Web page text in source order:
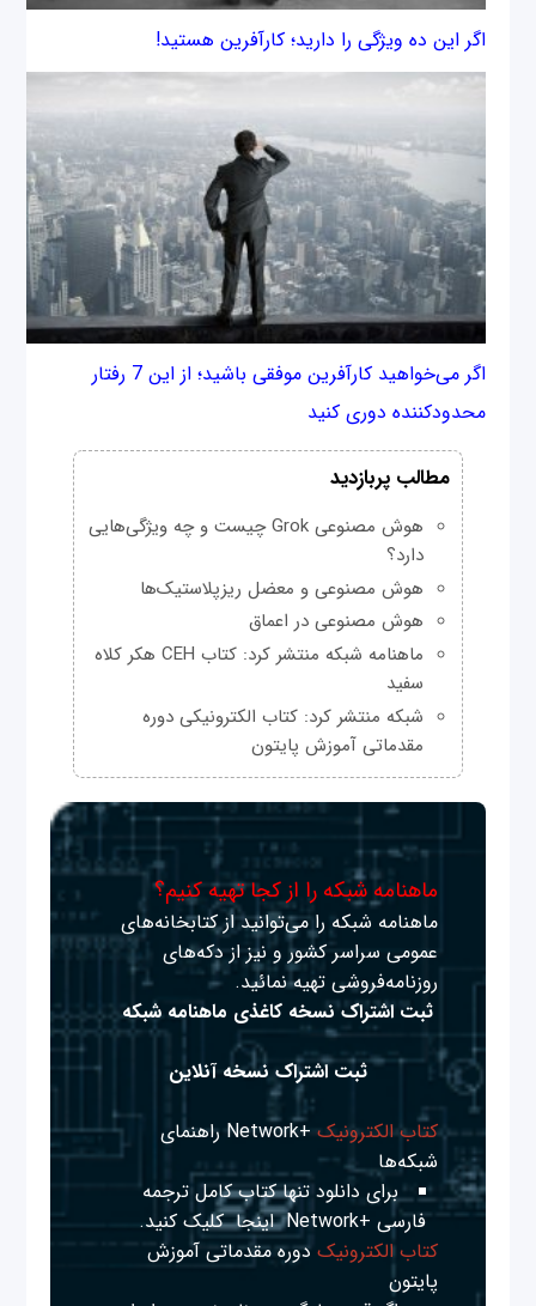
اگر این ده ویژگی را دارید؛ کارآفرین هستید!
اگر می‌خواهید کارآفرین موفقی باشید؛ از این 7 رفتار
محدودکننده دوری کنید
مطالب پربازدید
هوش مصنوعی Grok چیست و چه ویژگی‌هایی
دارد؟
هوش مصنوعی و معضل ریزپلاستیک‌ها
هوش مصنوعی در اعماق
ماهنامه شبکه منتشر کرد: کتاب CEH هکر کلاه
سفید
شبکه منتشر کرد: کتاب الکترونیکی دوره
مقدماتی آموزش پایتون
ماهنامه شبکه را از کجا تهیه کنیم؟
ماهنامه شبکه را می‌توانید از کتابخانه‌های
عمومی سراسر کشور و نیز از دکه‌های
روزنامه‌فروشی تهیه نمائید.
ثبت اشتراک نسخه کاغذی ماهنامه شبکه
ثبت اشتراک نسخه آنلاین
کتاب الکترونیک
+Network راهنمای
شبکه‌ها
برای دانلود تنها کتاب کامل ترجمه
فارسی +Network
اینجا کلیک کنید.
کتاب الکترونیک دوره مقدماتی آموزش
پایتون